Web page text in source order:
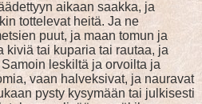
aikaan saakka, ja
tottelevat heitä. Ja ne
puut, ja maan tomun ja
kiviä tai kuparia tai rautaa, ja
leskiltä ja orvoilta ja
vaan halveksivat, ja nauravat
pysty kysymään tai julkisesti